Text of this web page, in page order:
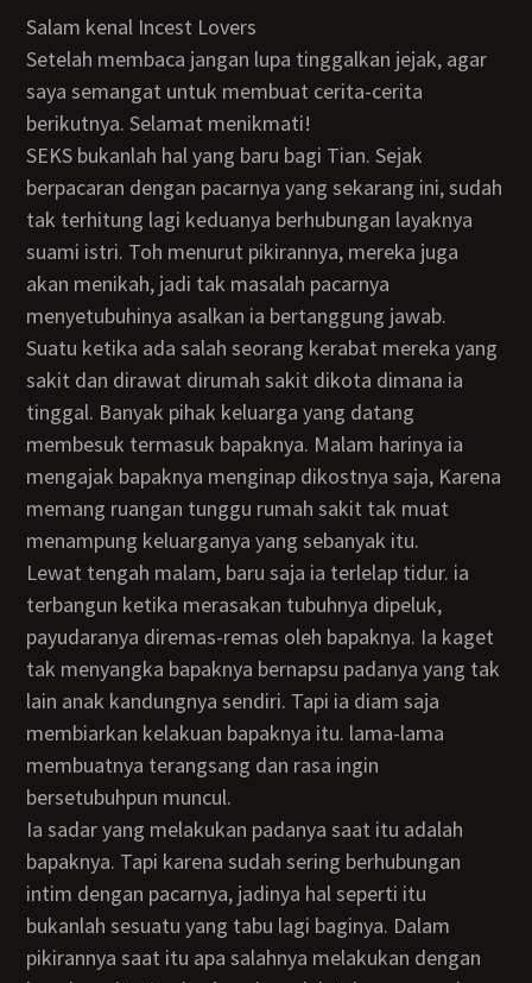
Salam kenal Incest Lovers
Setelah membaca jangan lupa tinggalkan jejak, agar
saya semangat untuk membuat cerita-cerita
berikutnya. Selamat menikmati!
SEKS bukanlah hal yang baru bagi Tian. Sejak
berpacaran dengan pacarnya yang sekarang ini, sudah
tak terhitung lagi keduanya berhubungan layaknya
suami istri. Toh menurut pikirannya, mereka juga
akan menikah, jadi tak masalah pacarnya
menyetubuhinya asalkan ia bertanggung jawab.
Suatu ketika ada salah seorang kerabat mereka yang
sakit dan dirawat dirumah sakit dikota dimana ia
tinggal. Banyak pihak keluarga yang datang
membesuk termasuk bapaknya. Malam harinya ia
mengajak bapaknya menginap dikostnya saja, Karena
memang ruangan tunggu rumah sakit tak muat
menampung keluarganya yang sebanyak itu.
Lewat tengah malam, baru saja ia terlelap tidur. ia
terbangun ketika merasakan tubuhnya dipeluk,
payudaranya diremas-remas oleh bapaknya. Ia kaget
tak menyangka bapaknya bernapsu padanya yang tak
lain anak kandungnya sendiri. Tapi ia diam saja
membiarkan kelakuan bapaknya itu. lama-lama
membuatnya terangsang dan rasa ingin
bersetubuhpun muncul.
Ia sadar yang melakukan padanya saat itu adalah
bapaknya. Tapi karena sudah sering berhubungan
intim dengan pacarnya, jadinya hal seperti itu
bukanlah sesuatu yang tabu lagi baginya. Dalam
pikirannya saat itu apa salahnya melakukan dengan